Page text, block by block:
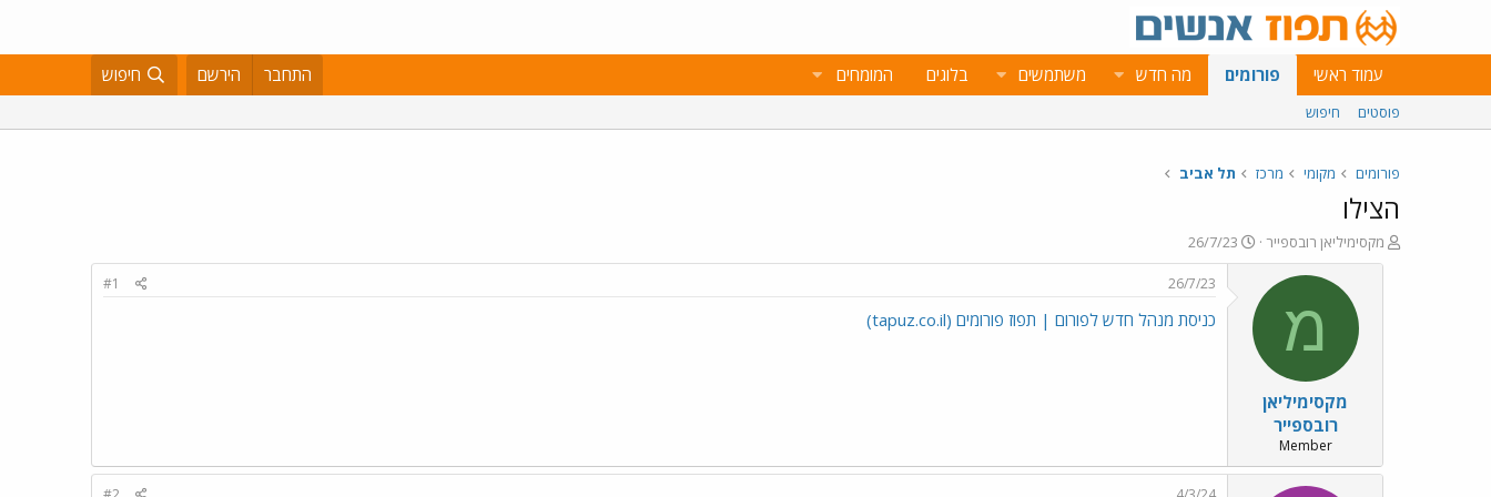
עמוד ראשי פורומים מה חדש משתמשים בלוגים המומחים התחבר הירשם חיפוש
פוסטים חיפוש
פורומים מקומי מרכז תל אביב
הצילו
פ
ו
מקסימיליאן רובספייר
פ
ו
ס
26/7/23
מ
מקסימיליאן
רובספייר
Member
26/7/23
#1
כניסת מנהל חדש לפורום | תפוז פורומים (tapuz.co.il)